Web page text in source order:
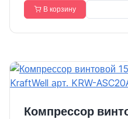
В корзину
Компрессор